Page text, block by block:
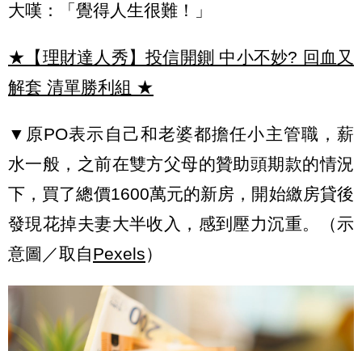
大嘆：「覺得人生很難！」
★【理財達人秀】投信開鍘 中小不妙? 回血又
解套 清單勝利組 ★
▼原PO表示自己和老婆都擔任小主管職，薪
水一般，之前在雙方父母的贊助頭期款的情況
下，買了總價1600萬元的新房，開始繳房貸後
發現花掉夫妻大半收入，感到壓力沉重。（示
意圖／取自Pexels）